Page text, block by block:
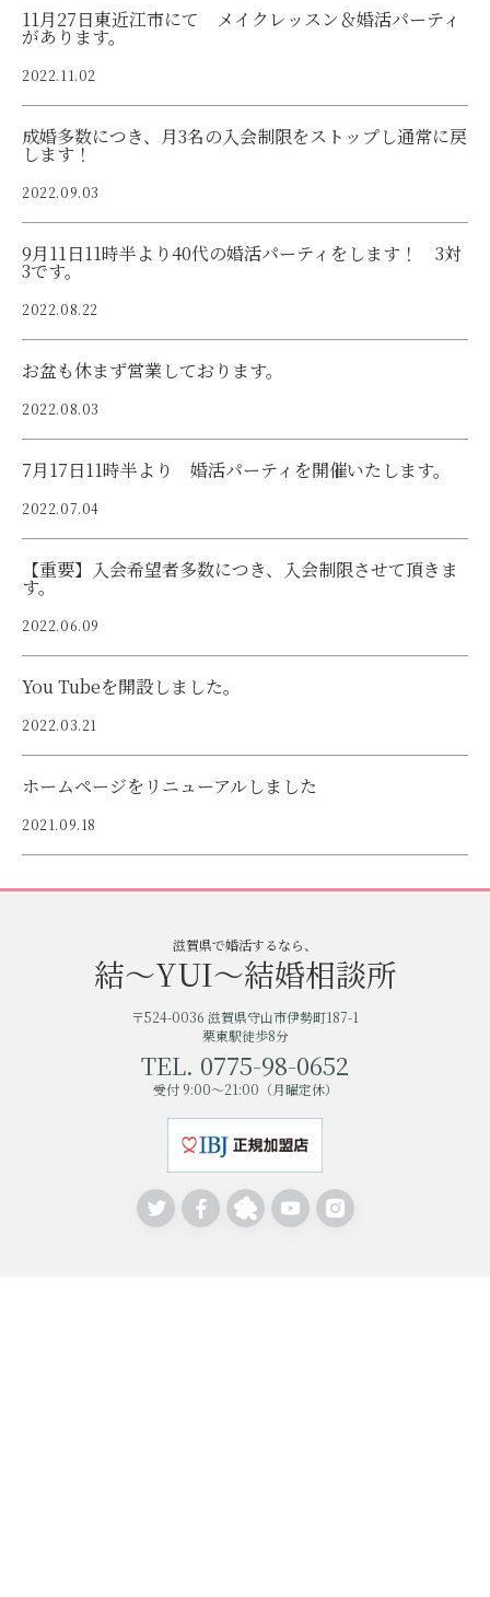
11月27日東近江市にて メイクレッスン＆婚活パーティ
があります。
2022.11.02
成婚多数につき、月3名の入会制限をストップし通常に戻
します！
2022.09.03
9月11日11時半より40代の婚活パーティをします！ 3対
3です。
2022.08.22
お盆も休まず営業しております。
2022.08.03
7月17日11時半より 婚活パーティを開催いたします。
2022.07.04
【重要】入会希望者多数につき、入会制限させて頂きま
す。
2022.06.09
You Tubeを開設しました。
2022.03.21
ホームページをリニューアルしました
2021.09.18
滋賀県で婚活するなら、
結〜YUI〜結婚相談所
〒524-0036 滋賀県守山市伊勢町187-1
栗東駅徒歩8分
TEL. 0775-98-0652
受付 9:00〜21:00（月曜定休）